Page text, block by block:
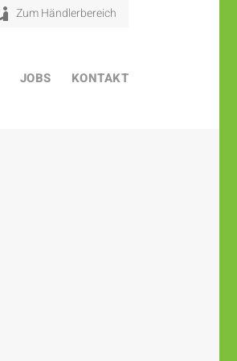
Zum Händlerbereich
JOBS KONTAKT